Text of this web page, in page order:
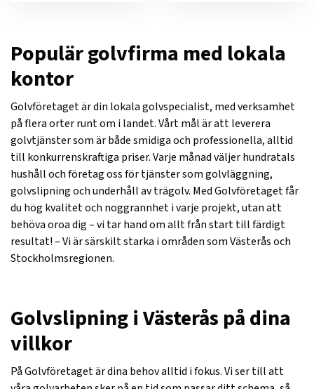
Populär golvfirma med lokala
kontor
Golvföretaget är din lokala golvspecialist, med verksamhet
på flera orter runt om i landet. Vårt mål är att leverera
golvtjänster som är både smidiga och professionella, alltid
till konkurrenskraftiga priser. Varje månad väljer hundratals
hushåll och företag oss för tjänster som golvläggning,
golvslipning och underhåll av trägolv. Med Golvföretaget får
du hög kvalitet och noggrannhet i varje projekt, utan att
behöva oroa dig – vi tar hand om allt från start till färdigt
resultat! – Vi är särskilt starka i områden som Västerås och
Stockholmsregionen.
Golvslipning i Västerås på dina
villkor
På Golvföretaget är dina behov alltid i fokus. Vi ser till att